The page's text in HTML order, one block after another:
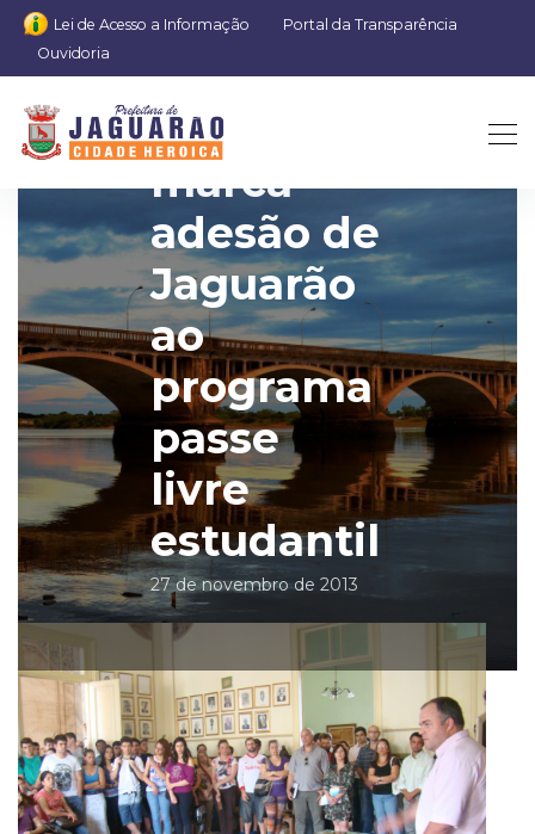
Lei de Acesso a Informação
Portal da Transparência
Ouvidoria
Cerimônia
marca
adesão de
Jaguarão
ao
programa
passe
livre
estudantil
27 de novembro de 2013